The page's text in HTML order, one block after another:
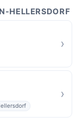
HELLERSDORF
›
›